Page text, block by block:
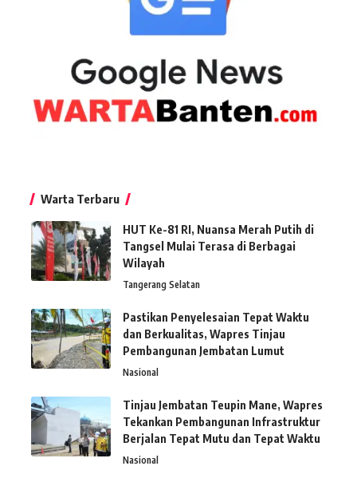
Warta Terbaru
HUT Ke-81 RI, Nuansa Merah Putih di
Tangsel Mulai Terasa di Berbagai
Wilayah
Tangerang Selatan
Pastikan Penyelesaian Tepat Waktu
dan Berkualitas, Wapres Tinjau
Pembangunan Jembatan Lumut
Nasional
Tinjau Jembatan Teupin Mane, Wapres
Tekankan Pembangunan Infrastruktur
Berjalan Tepat Mutu dan Tepat Waktu
Nasional